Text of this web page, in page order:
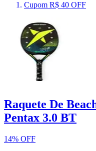
Cupom R$ 40 OFF
Raquete De
Pentax 3.0 BT
14% OFF